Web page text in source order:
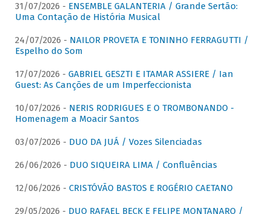
31/07/2026 - ENSEMBLE GALANTERIA / Grande Sertão:
Uma Contação de História Musical
24/07/2026 - NAILOR PROVETA E TONINHO FERRAGUTTI /
Espelho do Som
17/07/2026 - GABRIEL GESZTI E ITAMAR ASSIERE / Ian
Guest: As Canções de um Imperfeccionista
10/07/2026 - NERIS RODRIGUES E O TROMBONANDO -
Homenagem a Moacir Santos
03/07/2026 - DUO DA JUÁ / Vozes Silenciadas
26/06/2026 - DUO SIQUEIRA LIMA / Confluências
12/06/2026 - CRISTÓVÃO BASTOS E ROGÉRIO CAETANO
29/05/2026 - DUO RAFAEL BECK E FELIPE MONTANARO /